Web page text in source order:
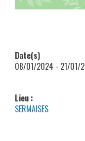
Date(s)
08/01/2024 - 21/01/
Lieu :
SERMAISES